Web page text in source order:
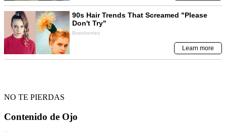
NO TE PIERDAS
Contenido de Ojo